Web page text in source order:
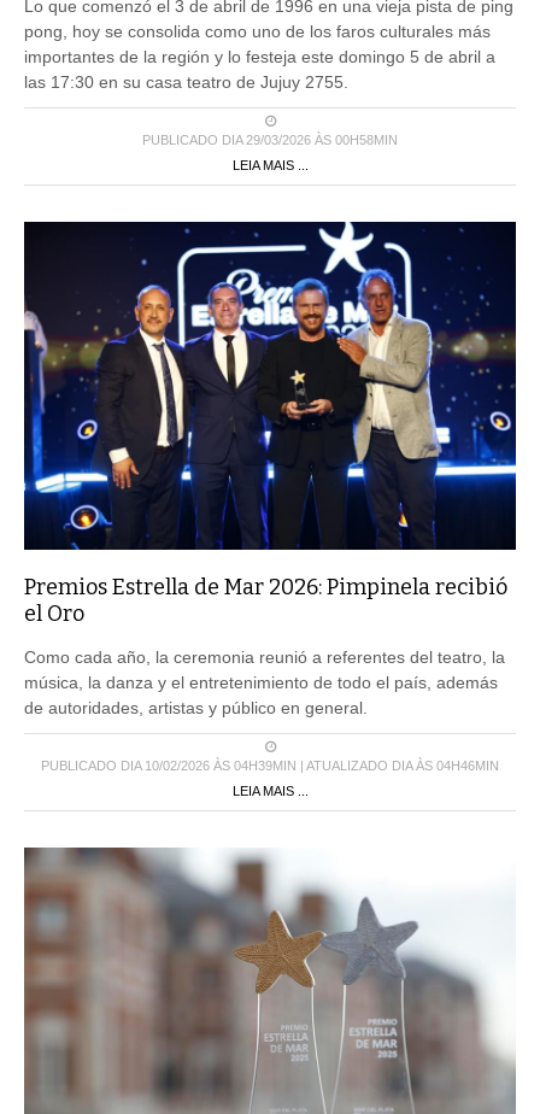
Lo que comenzó el 3 de abril de 1996 en una vieja pista de ping
pong, hoy se consolida como uno de los faros culturales más
importantes de la región y lo festeja este domingo 5 de abril a
las 17:30 en su casa teatro de Jujuy 2755.
PUBLICADO DIA 29/03/2026 ÀS 00H58MIN
LEIA MAIS ...
Premios Estrella de Mar 2026: Pimpinela recibió
el Oro
Como cada año, la ceremonia reunió a referentes del teatro, la
música, la danza y el entretenimiento de todo el país, además
de autoridades, artistas y público en general.
PUBLICADO DIA 10/02/2026 ÀS 04H39MIN | ATUALIZADO DIA ÀS 04H46MIN
LEIA MAIS ...